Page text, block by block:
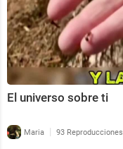
El universo sobre ti
Maria | 93 Reproducciones